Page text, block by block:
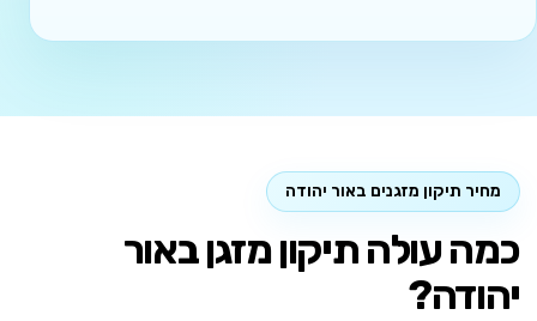
מחיר תיקון מזגנים באור יהודה
כמה עולה תיקון מזגן באור
יהודה?